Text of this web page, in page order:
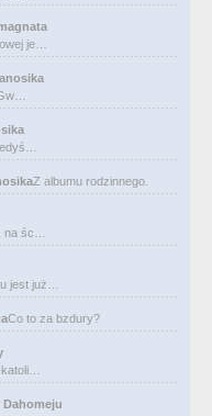
je…
Z albumu rodzinnego.
na śc…
jest już…
Co to za bzdury?